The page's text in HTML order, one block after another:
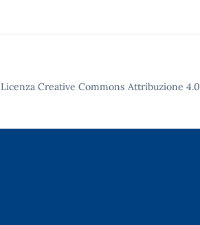
Licenza Creative Commons Attribuzione 4.0